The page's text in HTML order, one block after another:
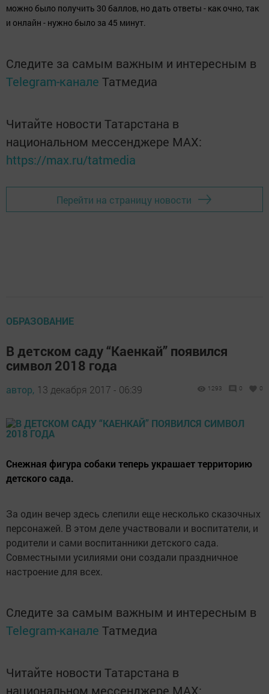
можно было получить 30 баллов, но дать ответы - как очно, так
и онлайн - нужно было за 45 минут.
Следите за самым важным и интересным в
Telegram-канале Татмедиа
Читайте новости Татарстана в
национальном мессенджере MАХ:
https://max.ru/tatmedia
Перейти на страницу новости
ОБРАЗОВАНИЕ
В детском саду “Каенкай” появился
символ 2018 года
автор, 13 декабря 2017 - 06:39 1293 0 0
Снежная фигура собаки теперь украшает территорию
детского сада.
За один вечер здесь слепили еще несколько сказочных
персонажей. В этом деле участвовали и воспитатели, и
родители и сами воспитанники детского сада.
Совместными усилиями они создали праздничное
настроение для всех.
Следите за самым важным и интересным в
Telegram-канале Татмедиа
Читайте новости Татарстана в
национальном мессенджере MАХ: